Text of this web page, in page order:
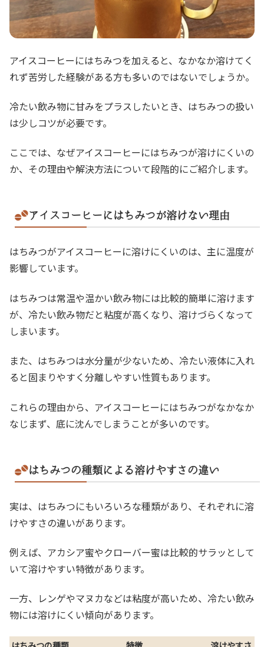
アイスコーヒーにはちみつを加えると、なかなか溶けてく
れず苦労した経験がある方も多いのではないでしょうか。
冷たい飲み物に甘みをプラスしたいとき、はちみつの扱い
は少しコツが必要です。
ここでは、なぜアイスコーヒーにはちみつが溶けにくいの
か、その理由や解決方法について段階的にご紹介します。
アイスコーヒーにはちみつが溶けない理由
はちみつがアイスコーヒーに溶けにくいのは、主に温度が
影響しています。
はちみつは常温や温かい飲み物には比較的簡単に溶けます
が、冷たい飲み物だと粘度が高くなり、溶けづらくなって
しまいます。
また、はちみつは水分量が少ないため、冷たい液体に入れ
ると固まりやすく分離しやすい性質もあります。
これらの理由から、アイスコーヒーにはちみつがなかなか
なじまず、底に沈んでしまうことが多いのです。
はちみつの種類による溶けやすさの違い
実は、はちみつにもいろいろな種類があり、それぞれに溶
けやすさの違いがあります。
例えば、アカシア蜜やクローバー蜜は比較的サラッとして
いて溶けやすい特徴があります。
一方、レンゲやマヌカなどは粘度が高いため、冷たい飲み
物には溶けにくい傾向があります。